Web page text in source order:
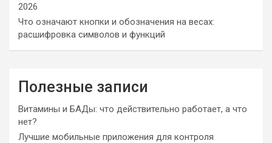
2026
Что означают кнопки и обозначения на весах:
расшифровка символов и функций
Полезные записи
Витамины и БАДы: что действительно работает, а что
нет?
Лучшие мобильные приложения для контроля